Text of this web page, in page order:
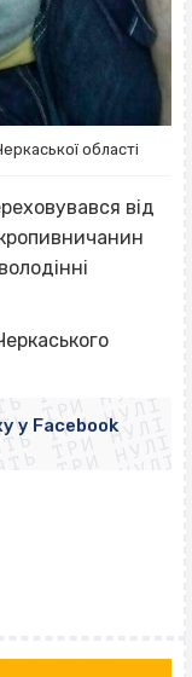
області
від
кропивничанин
ТРИ НУЛІ
ТРИ НУЛІ
ТРИ НУЛІ
ТРИ НУЛІ
ТРИ НУЛІ
ТРИ НУЛІ
ТРИ НУЛІ
ТРИ НУЛІ
у Facebook